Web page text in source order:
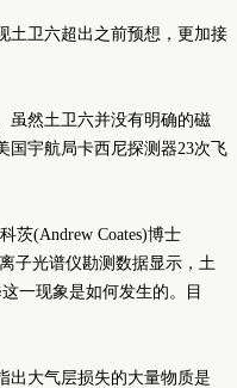
土卫六超出之前预想，更加接
虽然土卫六并没有明确的磁
国宇航局卡西尼探测器23次飞
茨(Andrew Coates)博士
子光谱仪勘测数据显示，土
一现象是如何发生的。目
出大气层损失的大量物质是